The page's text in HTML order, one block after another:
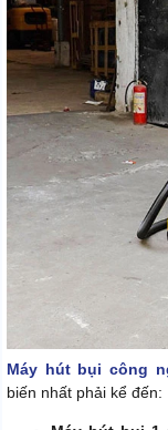
Máy hút bụi công
biến nhất phải kể đến: